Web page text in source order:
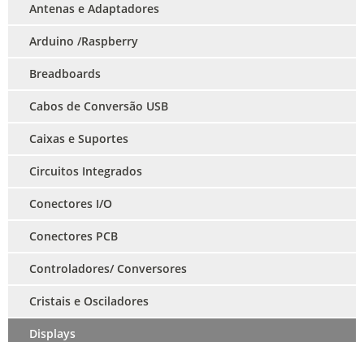
Antenas e Adaptadores
Arduino /Raspberry
Breadboards
Cabos de Conversão USB
Caixas e Suportes
Circuitos Integrados
Conectores I/O
Conectores PCB
Controladores/ Conversores
Cristais e Osciladores
Displays